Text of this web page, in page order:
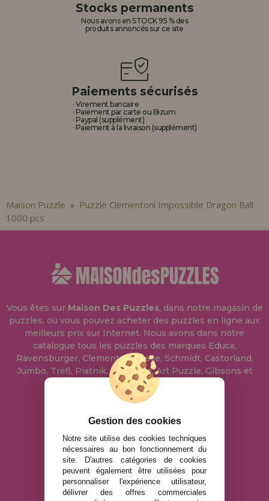
Stocks permanents
Nous avons en STOCK 95 % des
produits annoncés sur ce site
Paiements sécurisés
· Virement bancaire
· Paiement par carte ou Bizum
· Paypal (supplément)
· Paiement à la livraison (supplément)
Maison Puzzle »
Puzzle Clementoni Impossible Dragon Ball
1000 pcs
Vous êtes sur Maison Des Puzzles, dans notre magasin de
puzzles, où vous pouvez acheter des puzzles en ligne aux
meilleurs prix sur Internet. Nous avons dans notre
catalogue tous les puzzles des marques Educa,
Ravensburger, Clementoni, Heye, Schmidt, Castorland,
Jumbo, Trefl, Piatnik, Anatolian, Art Puzzle, Gibsons et
bien d'autres.
info@maisondespuzzles.fr
MENTIONS LÉGALES
POLITIQUE DE CONFIDENTIALITÉ
POLITIQUE DE COOKIES
Gestion des cookies
Notre site utilise des cookies techniques
nécessaires au bon fonctionnement du
site. D'autres catégories de cookies
peuvent également être utilisées pour
personnaliser l'expérience utilisateur,
délivrer des offres commerciales